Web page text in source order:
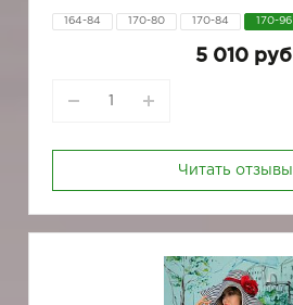
164-84 170-80 170-84 170-96
5 010 руб
Читать отзывы